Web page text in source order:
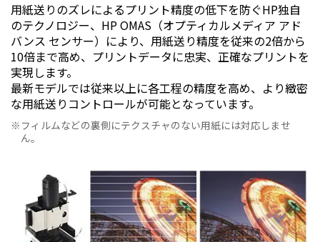
用紙送りのズレによるプリント精度の低下を防ぐHP独自
のテクノロジー、HP OMAS（オプティカルメディア アド
バンス センサー）により、用紙送り精度を従来の2倍から
10倍まで高め、プリントデータに忠実、正確なプリントを
実現します。
最新モデルでは従来以上に各工程の精度を高め、より緻密
な用紙送りコントロールが可能となっています。
フィルムなどの裏側にテクスチャのない用紙には対応しませ
ん。